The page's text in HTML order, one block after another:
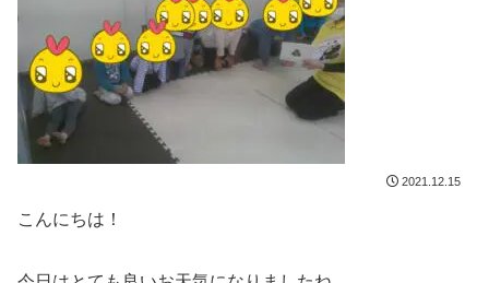
2021.12.15
こんにちは！